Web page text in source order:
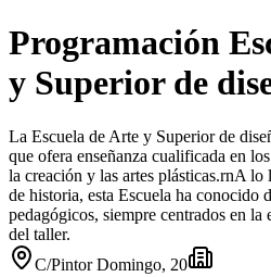
Programación
y Superior de
La Escuela de Arte y Superior de
que ofera enseñanza cualificada en
la creación y las artes plásticas.rnA lo
de historia, esta Escuela ha conocido
pedagógicos, siempre centrados en la
del taller.
C/Pintor Domingo, 20